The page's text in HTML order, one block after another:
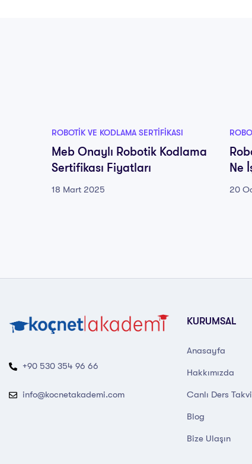
ROBOTIK VE KODLAMA SERTIFIKASI
Meb Onaylı Robotik Kodlama
Sertifikası Fiyatları
18 Mart 2025
Ne
20
+90 530 354 96 66
info@kocnetakademi.com
KURUMSAL
Anasayfa
Hakkımızda
Canlı Ders
Blog
Bize Ulaşın